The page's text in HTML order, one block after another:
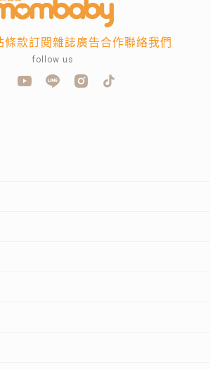
條款訂閱雜誌廣告合作聯絡我們
follow us